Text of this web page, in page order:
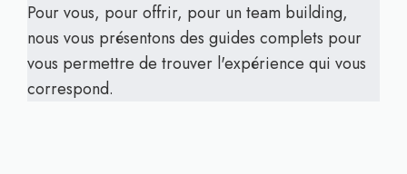
Pour vous, pour offrir, pour un team building,
nous vous présentons des guides complets pour
vous permettre de trouver l'expérience qui vous
correspond.